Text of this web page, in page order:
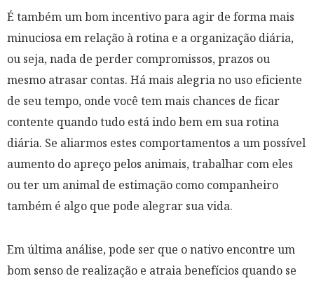
É também um bom incentivo para agir de forma mais
minuciosa em relação à rotina e a organização diária,
ou seja, nada de perder compromissos, prazos ou
mesmo atrasar contas. Há mais alegria no uso eficiente
de seu tempo, onde você tem mais chances de ficar
contente quando tudo está indo bem em sua rotina
diária. Se aliarmos estes comportamentos a um possível
aumento do apreço pelos animais, trabalhar com eles
ou ter um animal de estimação como companheiro
também é algo que pode alegrar sua vida.
Em última análise, pode ser que o nativo encontre um
bom senso de realização e atraia benefícios quando se